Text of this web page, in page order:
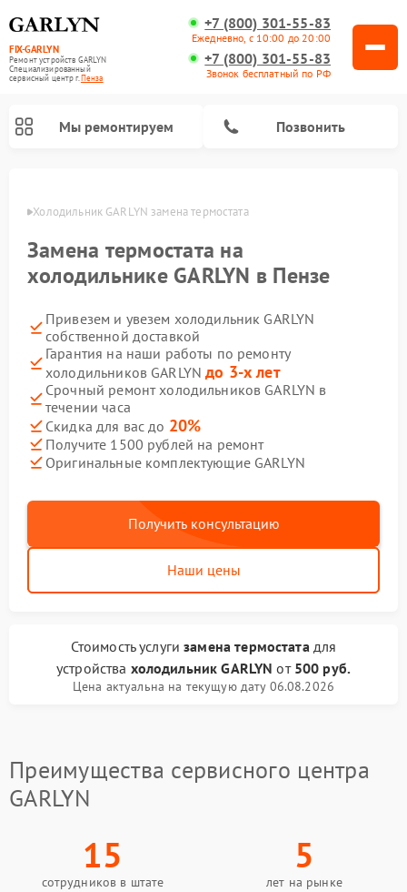
FIX-GARLYN
Ремонт устройств GARLYN
Специализированный
cервисный центр г.Пенза
+7 (800) 301-55-83
Ежедневно, с 10:00 до 20:00
+7 (800) 301-55-83
Звонок бесплатный по РФ
Мы ремонтируем Позвонить
Холодильник GARLYN замена термостата
Замена термостата на
холодильнике GARLYN в Пензе
Привезем и увезем холодильник GARLYN
собственной доставкой
Гарантия на наши работы по ремонту
холодильников GARLYNдо 3-х лет
Срочный ремонт холодильников GARLYN в
течении часа
Скидка для вас до 20%
Получите 1500 рублей на ремонт
Оригинальные комплектующие GARLYN
Получить консультацию
Наши цены
Стоимость услугизамена термостатадля
устройства холодильник GARLYN от 500 руб.
Цена актуальна на текущую дату 06.08.2026
Преимущества сервисного центра
GARLYN
15
сотрудников в штате
5
лет на рынке